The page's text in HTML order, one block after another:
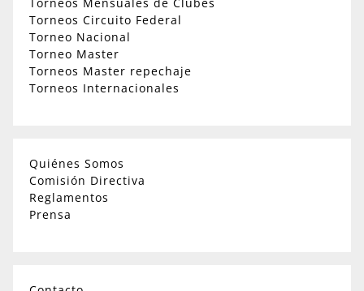
Torneos Circuito Federal
Torneo Nacional
Torneo Master
Torneos Master repechaje
Torneos Internacionales
Quiénes Somos
Comisión Directiva
Reglamentos
Prensa